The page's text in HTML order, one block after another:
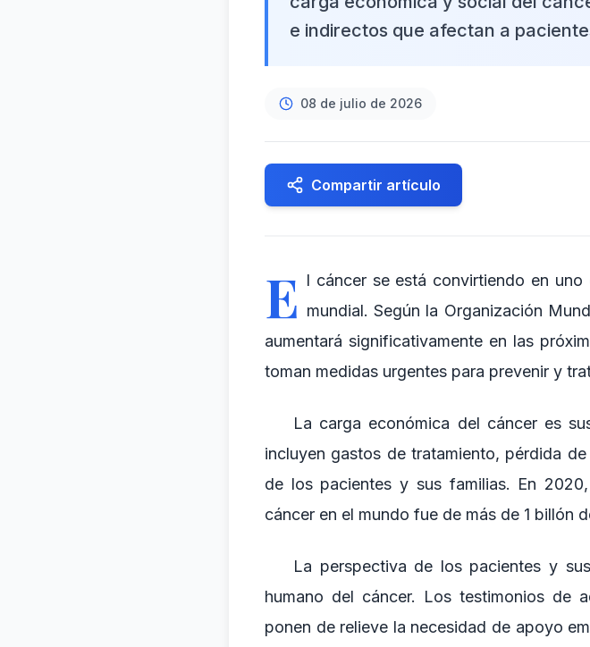
e indirectos que afectan a
08 de julio de 2026
Compartir artículo
E l cáncer se está convirtiendo en
mundial. Según la Organización
aumentará significativamente en las
toman medidas urgentes para prevenir y
La carga económica del cáncer es
incluyen gastos de tratamiento, pérdida
de los pacientes y sus familias. En
cáncer en el mundo fue de más de 1 billón
La perspectiva de los pacientes y
humano del cáncer. Los testimonios de
ponen de relieve la necesidad de apoyo